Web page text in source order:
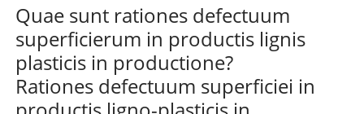
Quae sunt rationes defectuum
superficierum in productis lignis
plasticis in productione?
Rationes defectuum superficiei in